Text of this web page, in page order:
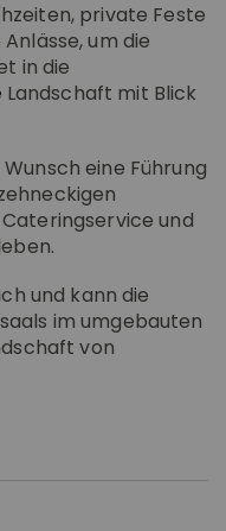
private Feste
um die
in die
mit Blick
eine Führung
und
und kann die
im umgebauten
von